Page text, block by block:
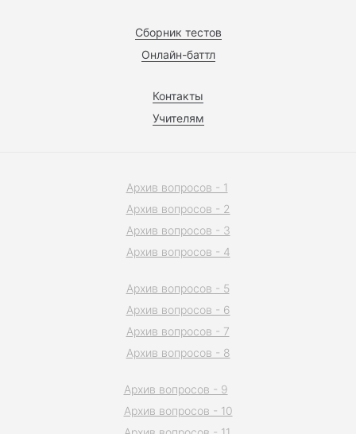
Сборник тестов
Онлайн-баттл
Контакты
Учителям
Архив вопросов - 1
Архив вопросов - 2
Архив вопросов - 3
Архив вопросов - 4
Архив вопросов - 5
Архив вопросов - 6
Архив вопросов - 7
Архив вопросов - 8
Архив вопросов - 9
Архив вопросов - 10